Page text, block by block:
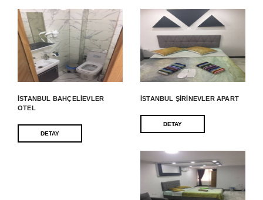
İSTANBUL BAHÇELIEVLER
OTEL
DETAY
İSTANBUL ŞIRINEVLER APART
DETAY